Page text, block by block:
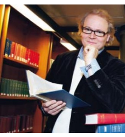
Artiklar
Krönikor
Språkfrågor
Skrivtips
Bokrecensioner
Kviss
Podden